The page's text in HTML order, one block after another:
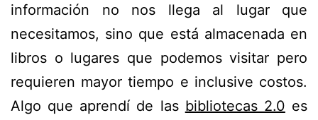
información no nos llega al lugar que
necesitamos, sino que está almacenada en
libros o lugares que podemos visitar pero
requieren mayor tiempo e inclusive costos.
Algo que aprendí de las bibliotecas 2.0 es